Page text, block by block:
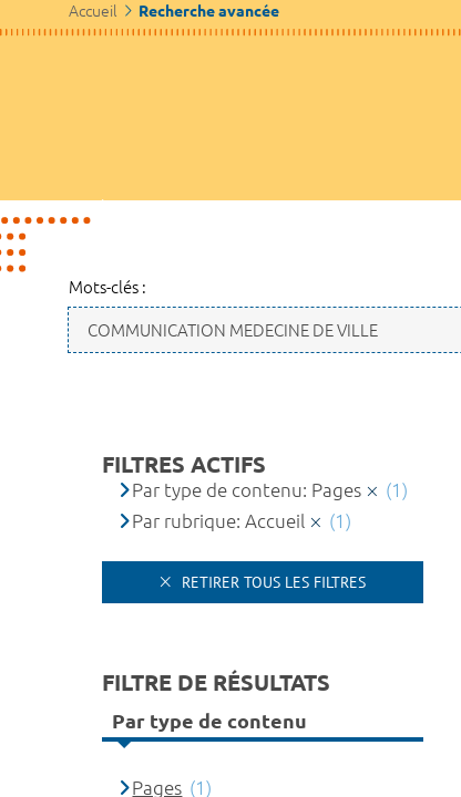
Accueil Recherche avancée
Mots-clés :
FILTRES ACTIFS
Par type de contenu: Pages
(1)
Par rubrique: Accueil
(1)
RETIRER TOUS LES FILTRES
FILTRE DE RÉSULTATS
Par type de contenu
Pages (1)